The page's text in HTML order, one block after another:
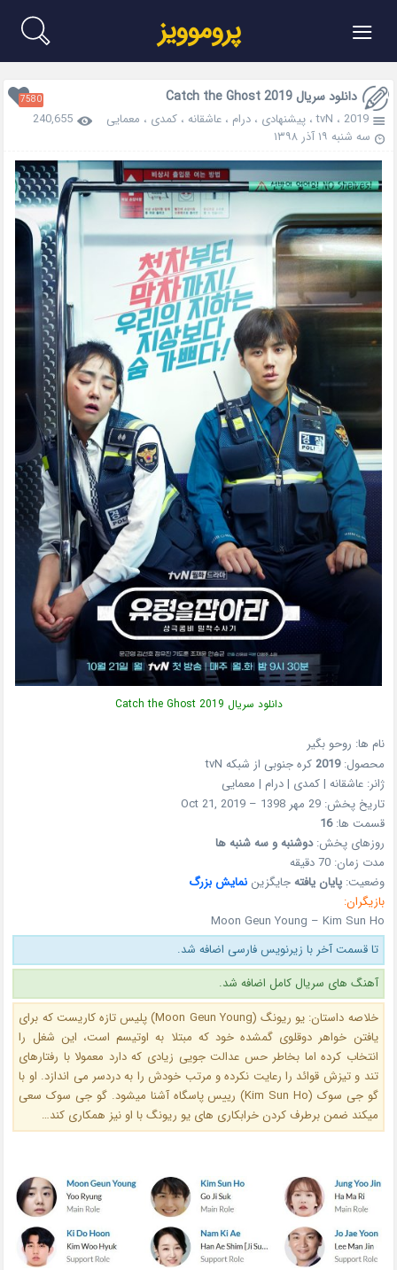
≡ پروموویز
دانلود سريال Catch the Ghost 2019 7580
2019 ، tvN،پیشنهادی ،درام ،عاشقانه ،کمدی ، معمایی
240,655
سه شنبه ۱۹ آذر ۱۳۹۸
دانلود سریال Catch the Ghost 2019
نام ها: روحو بگیر
محصول:2019کره جنوبی از شبکه tvN
ژانر: عاشقانه | کمدی | درام | معمایی
تاریخ پخش: 29 مهر 1398 – Oct 21, 2019
قسمت ها:16
روزهای پخش:دوشنبه و سه شنبه ها
مدت زمان: 70 دقیقه
وضعیت:پایان یافتهجایگزیننمایش بزرگ
بازیگران:
Moon Geun Young – Kim Sun Ho
تا قسمت آخر با زیرنویس فارسی اضافه شد.
آهنگ های سریال کامل اضافه شد.
خلاصه داستان: یو ریونگ (Moon Geun Young) پلیس تازه کاریست که برای
یافتن خواهر دوقلوی گمشده خود که مبتلا به اوتیسم است، این شغل را
انتخاب کرده اما بخاطر حس عدالت جویی زیادی که دارد معمولا با رفتارهای
تند و تیزش قوائد را رعایت نکرده و مرتب خودش را به دردسر می اندازد. او با
گو جی سوک (Kim Sun Ho) رییس پاسگاه آشنا میشود. گو جی سوک سعی
میکند ضمن برطرف کردن خرابکاری های یو ریونگ با او نیز همکاری کند…